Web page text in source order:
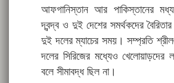
আফগানিস্তান আর পাকিস্তানের
দ্বন্দ্ব ও দুই দেশের সমর্থকদের
দুই দলের ম্যাচের সময়। সম্প্রতি
দলের সিরিজের মধ্যেও খেলোয়াড়দের
বলে সীমাবদ্ধ ছিল না।